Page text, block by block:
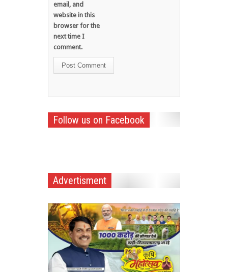
email, and
website in this
browser for the
next time I
comment.
Follow us on Facebook
Advertisment